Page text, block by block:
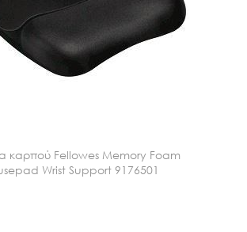
καρπού Fellowes Memory Foam
Wrist Support 9176501